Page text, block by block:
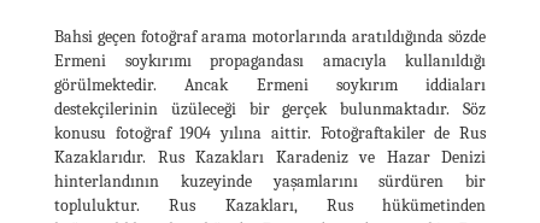
Bahsi geçen fotoğraf arama motorlarında aratıldığında sözde
Ermeni soykırımı propagandası amacıyla kullanıldığı
görülmektedir. Ancak Ermeni soykırım iddiaları
destekçilerinin üzüleceği bir gerçek bulunmaktadır. Söz
konusu fotoğraf 1904 yılına aittir. Fotoğraftakiler de Rus
Kazaklarıdır. Rus Kazakları Karadeniz ve Hazar Denizi
hinterlandının kuzeyinde yaşamlarını sürdüren bir
topluluktur. Rus Kazakları, Rus hükümetinden